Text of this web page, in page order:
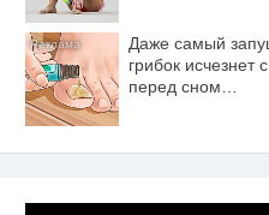
Даже самый
грибок исчезнет
перед сном…